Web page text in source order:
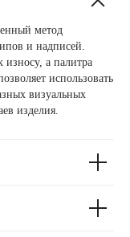
метод
и надписей.
а палитра
использовать
визуальных
изделия.